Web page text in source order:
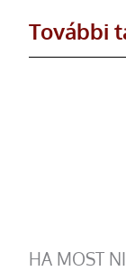
További
HA MOST